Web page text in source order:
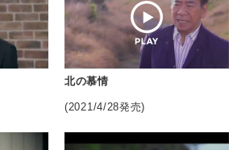
北の慕情
(2021/4/28発売)